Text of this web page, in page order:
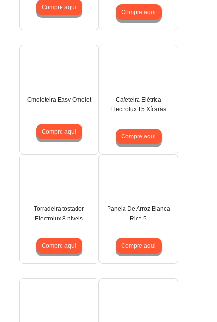
Compre aqui
Compre aqui
Omeleteira Easy Omelet
Compre aqui
Cafeteira Elétrica
Electrolux 15 Xícaras
Compre aqui
Torradeira tostador
Electrolux 8 niveis
Compre aqui
Panela De Arroz Bianca
Rice 5
Compre aqui